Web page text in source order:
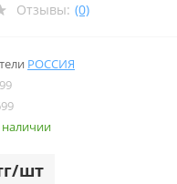
Отзывы: (0)
РОССИЯ
наличии
шт